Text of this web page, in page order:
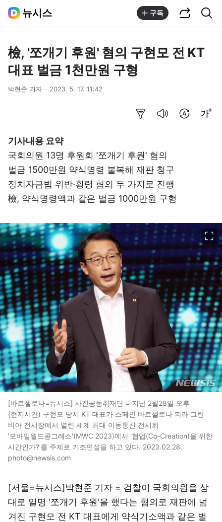
뉴시스 구독
檢, '쪼개기 후원' 혐의 구현모 전 KT
대표 벌금 1천만원 구형
박현준 기자 2023. 5. 17. 11:42
기사내용 요약
국회의원 13명 후원회 '쪼개기 후원' 혐의
벌금 1500만원 약식명령 불복해 재판 청구
정치자금법 위반·횡령 혐의 두 가지로 진행
檢, 약식명령액과 같은 벌금 1000만원 구형
[바르셀로나=뉴시스] 사진공동취재단 = 지난 2월28일 오후
(현지시간) 구현모 당시 KT 대표가 스페인 바르셀로나 피라 그란
비아 전시장에서 열린 세계 최대 이동통신 전시회
'모바일월드콩그레스'(MWC 2023)에서 '협업(Co-Creation)을 위한
시간인가?'를 주제로 기조연설을 하고 있다. 2023.02.28.
photo@newsis.com
[서울=뉴시스]박현준 기자 = 검찰이 국회의원을 상
대로 일명 '쪼개기 후원'을 했다는 혐의로 재판에 넘
겨진 구현모 전 KT 대표에게 약식기소액과 같은 벌